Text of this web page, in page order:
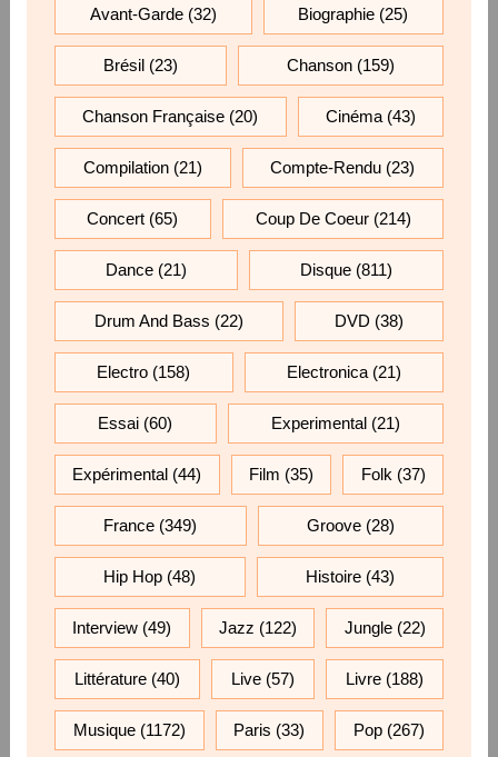
Avant-Garde(32) Biographie (25)
Brésil(23) Chanson (159)
Chanson Française (20) Cinéma(43)
Compilation(21) Compte-Rendu (23)
Concert (65) Coup De Coeur(214)
Dance(21) Disque (811)
Drum And Bass (22) DVD (38)
Electro (158) Electronica(21)
Essai (60) Experimental(21)
Expérimental (44) Film (35) Folk (37)
France (349) Groove(28)
Hip Hop (48) Histoire(43)
Interview (49) Jazz (122) Jungle(22)
Littérature(40) Live (57) Livre (188)
Musique(1172) Paris (33) Pop (267)